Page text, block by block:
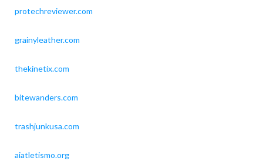
protechreviewer.com
grainyleather.com
thekinetix.com
bitewanders.com
trashjunkusa.com
aiatletismo.org